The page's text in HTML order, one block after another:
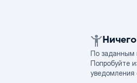
По заданным
Попробуйте
уведомления